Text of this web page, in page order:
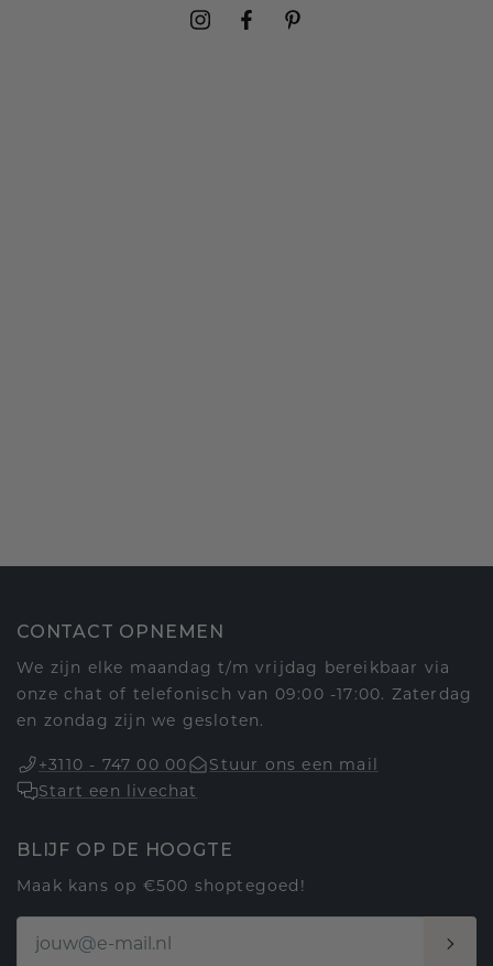
CONTACT OPNEMEN
We zijn elke maandag t/m vrijdag bereikbaar via
onze chat of telefonisch van 09:00 -17:00. Zaterdag
en zondag zijn we gesloten.
+3110 - 747 00 00
Stuur ons een mail
Start een livechat
BLIJF OP DE HOOGTE
Maak kans op €500 shoptegoed!